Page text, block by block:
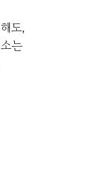
도,
는